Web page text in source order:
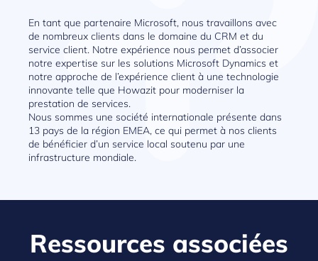
En tant que partenaire Microsoft, nous travaillons avec
de nombreux clients dans le domaine du CRM et du
service client. Notre expérience nous permet d’associer
notre expertise sur les solutions Microsoft Dynamics et
notre approche de l’expérience client à une technologie
innovante telle que Howazit pour moderniser la
prestation de services.
Nous sommes une société internationale présente dans
13 pays de la région EMEA, ce qui permet à nos clients
de bénéficier d’un service local soutenu par une
infrastructure mondiale.
Ressources associées